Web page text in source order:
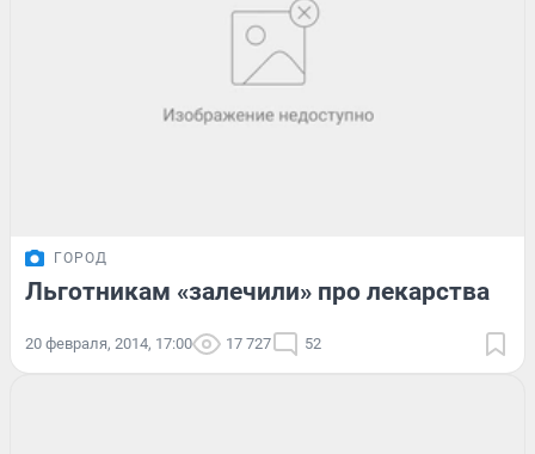
ГОРОД
Льготникам «залечили» про лекарства
20 февраля, 2014, 17:00 17 727 52